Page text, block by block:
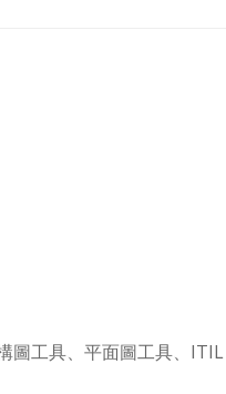
圖工具、平面圖工具、